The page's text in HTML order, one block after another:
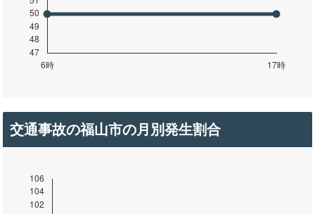
交通事故の福山市の月別発生割合